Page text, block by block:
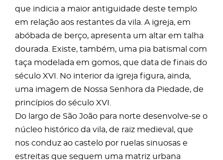
que indicia a maior antiguidade deste templo
em relação aos restantes da vila. A igreja, em
abóbada de berço, apresenta um altar em talha
dourada. Existe, também, uma pia batismal com
taça modelada em gomos, que data de finais do
século XVI. No interior da igreja figura, ainda,
uma imagem de Nossa Senhora da Piedade, de
princípios do século XVI.
Do largo de São João para norte desenvolve-se o
núcleo histórico da vila, de raiz medieval, que
nos conduz ao castelo por ruelas sinuosas e
estreitas que seguem uma matriz urbana